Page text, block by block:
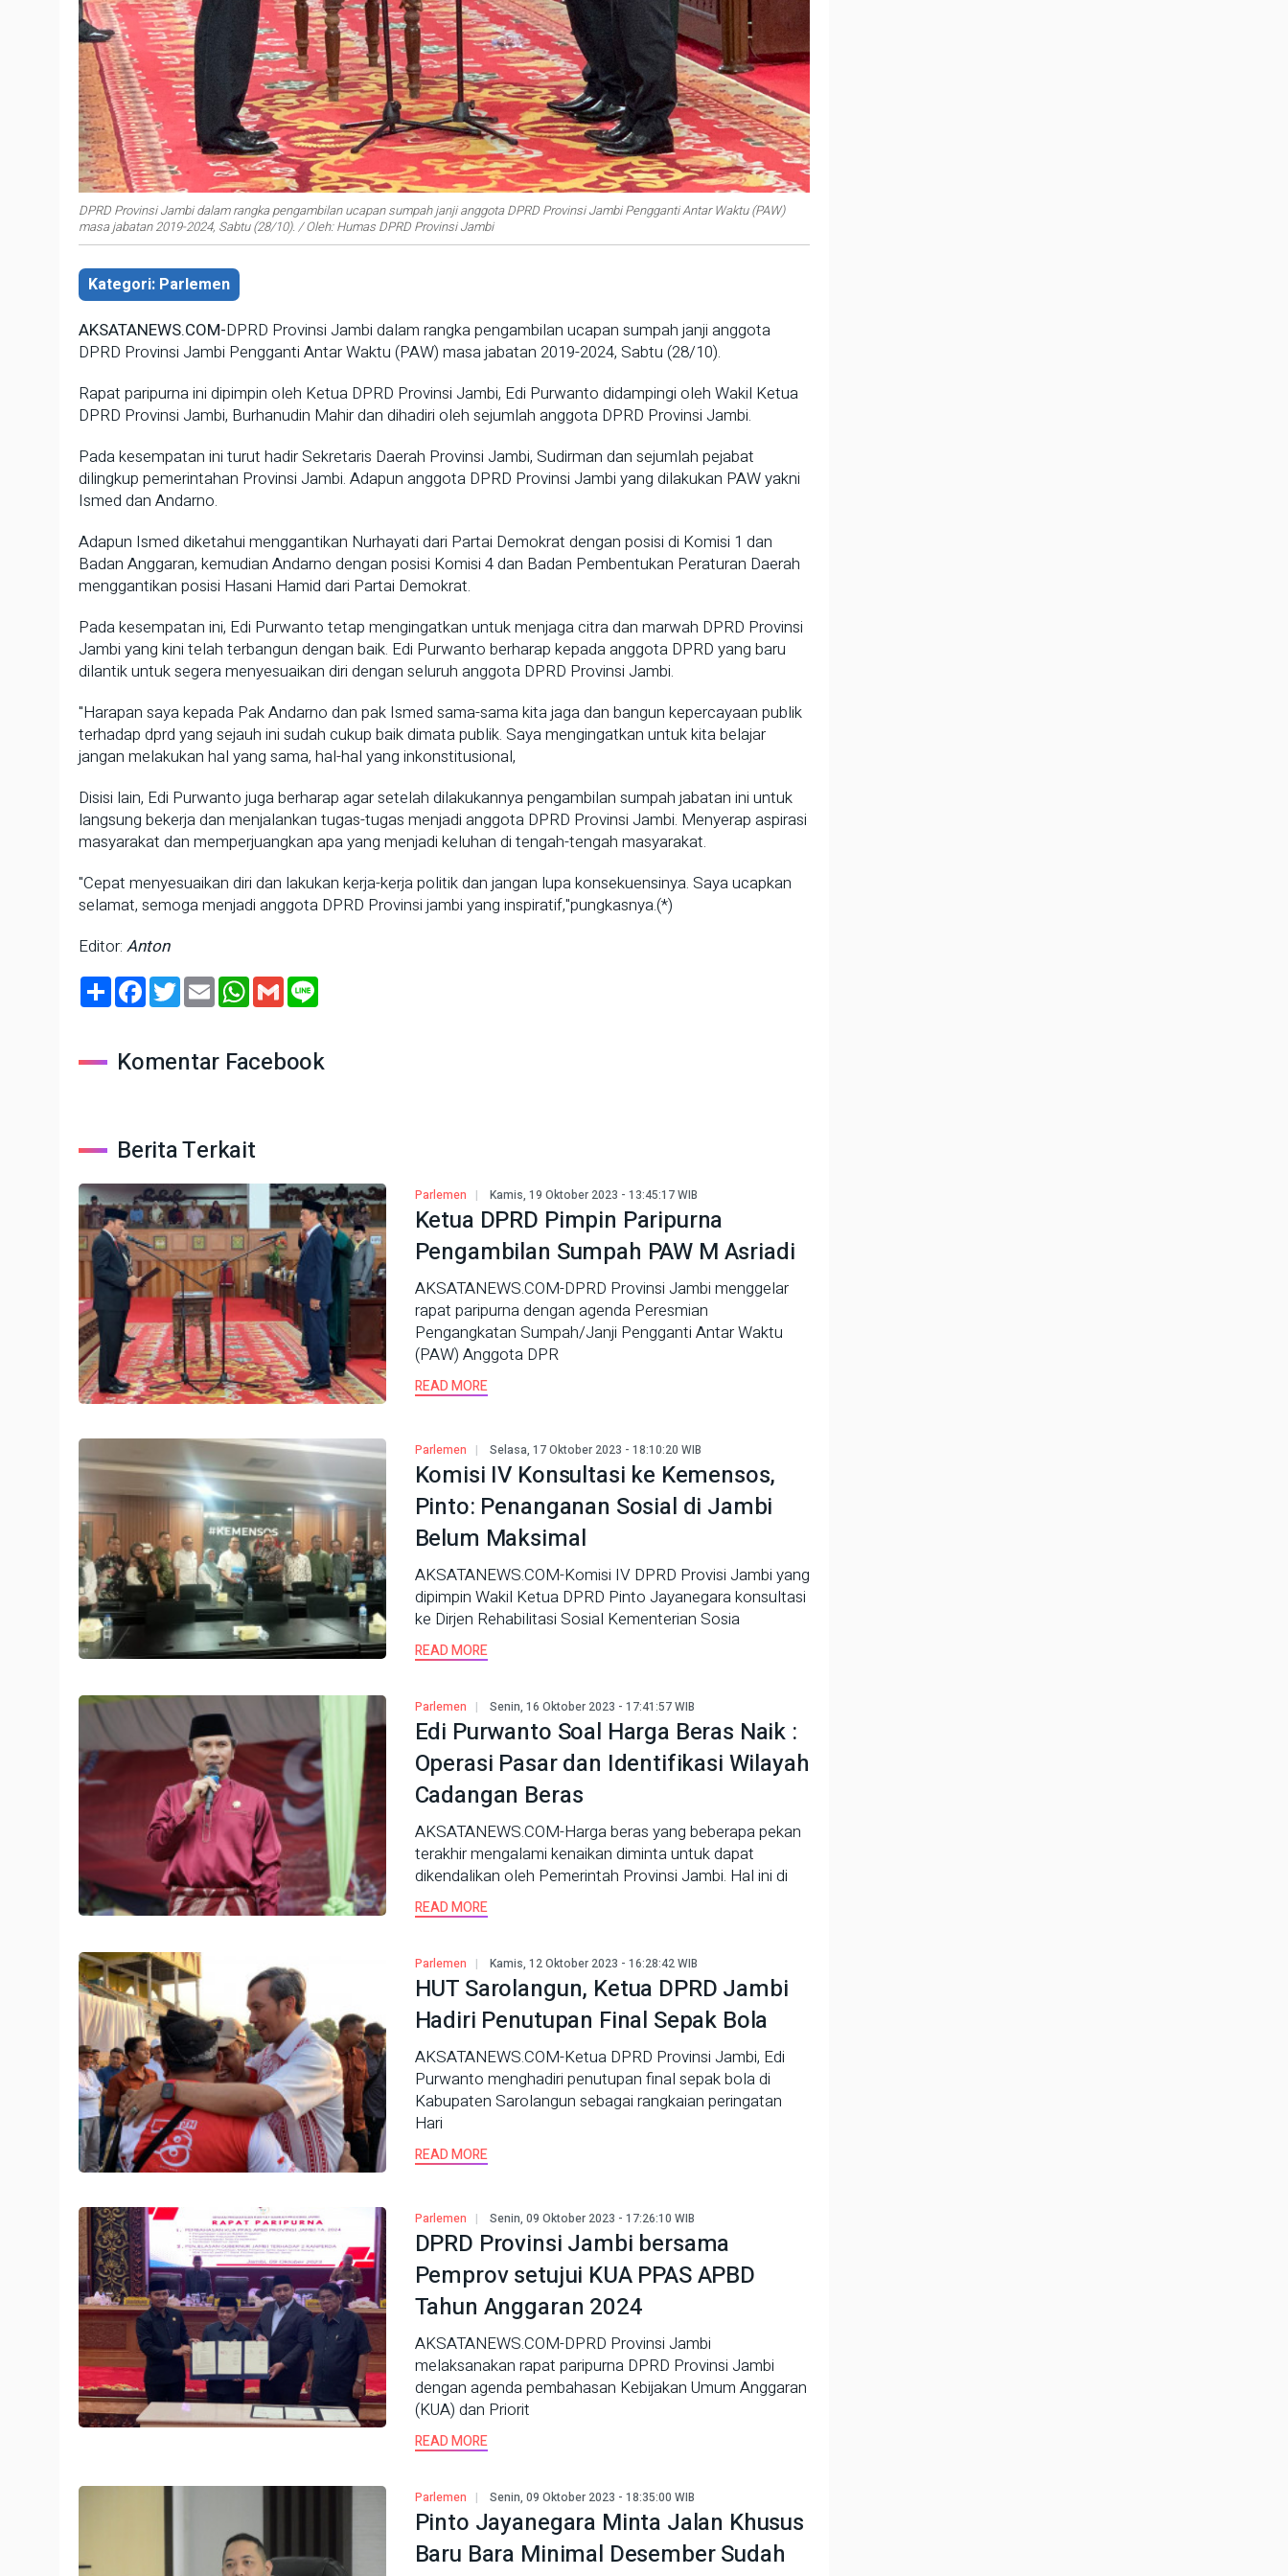
DPRD Provinsi Jambi dalam rangka pengambilan ucapan sumpah janji anggota DPRD Provinsi Jambi Pengganti Antar Waktu (PAW)
masa jabatan 2019-2024, Sabtu (28/10). / Oleh: Humas DPRD Provinsi Jambi
Kategori: Parlemen
AKSATANEWS.COM-DPRD Provinsi Jambi dalam rangka pengambilan ucapan sumpah janji anggota
DPRD Provinsi Jambi Pengganti Antar Waktu (PAW) masa jabatan 2019-2024, Sabtu (28/10).
Rapat paripurna ini dipimpin oleh Ketua DPRD Provinsi Jambi, Edi Purwanto didampingi oleh Wakil Ketua
DPRD Provinsi Jambi, Burhanudin Mahir dan dihadiri oleh sejumlah anggota DPRD Provinsi Jambi.
Pada kesempatan ini turut hadir Sekretaris Daerah Provinsi Jambi, Sudirman dan sejumlah pejabat
dilingkup pemerintahan Provinsi Jambi. Adapun anggota DPRD Provinsi Jambi yang dilakukan PAW yakni
Ismed dan Andarno.
Adapun Ismed diketahui menggantikan Nurhayati dari Partai Demokrat dengan posisi di Komisi 1 dan
Badan Anggaran, kemudian Andarno dengan posisi Komisi 4 dan Badan Pembentukan Peraturan Daerah
menggantikan posisi Hasani Hamid dari Partai Demokrat.
Pada kesempatan ini, Edi Purwanto tetap mengingatkan untuk menjaga citra dan marwah DPRD Provinsi
Jambi yang kini telah terbangun dengan baik. Edi Purwanto berharap kepada anggota DPRD yang baru
dilantik untuk segera menyesuaikan diri dengan seluruh anggota DPRD Provinsi Jambi.
"Harapan saya kepada Pak Andarno dan pak Ismed sama-sama kita jaga dan bangun kepercayaan publik
terhadap dprd yang sejauh ini sudah cukup baik dimata publik. Saya mengingatkan untuk kita belajar
jangan melakukan hal yang sama, hal-hal yang inkonstitusional,
Disisi lain, Edi Purwanto juga berharap agar setelah dilakukannya pengambilan sumpah jabatan ini untuk
langsung bekerja dan menjalankan tugas-tugas menjadi anggota DPRD Provinsi Jambi. Menyerap aspirasi
masyarakat dan memperjuangkan apa yang menjadi keluhan di tengah-tengah masyarakat.
"Cepat menyesuaikan diri dan lakukan kerja-kerja politik dan jangan lupa konsekuensinya. Saya ucapkan
selamat, semoga menjadi anggota DPRD Provinsi jambi yang inspiratif,"pungkasnya.(*)
Editor: Anton
ShareFacebook
TwitterEmailWhatsApp
Gmail
Komentar Facebook
Berita Terkait
Parlemen Kamis, 19 Oktober 2023 - 13:45:17 WIB
Ketua DPRD Pimpin Paripurna
Pengambilan Sumpah PAW M Asriadi
AKSATANEWS.COM-DPRD Provinsi Jambi menggelar
rapat paripurna dengan agenda Peresmian
Pengangkatan Sumpah/Janji Pengganti Antar Waktu
(PAW) Anggota DPR
READ MORE
Parlemen Selasa, 17 Oktober 2023 - 18:10:20 WIB
Komisi IV Konsultasi ke Kemensos,
Pinto: Penanganan Sosial di Jambi
Belum Maksimal
AKSATANEWS.COM-Komisi IV DPRD Provisi Jambi yang
dipimpin Wakil Ketua DPRD Pinto Jayanegara konsultasi
ke Dirjen Rehabilitasi Sosial Kementerian Sosia
READ MORE
Parlemen Senin, 16 Oktober 2023 - 17:41:57 WIB
Edi Purwanto Soal Harga Beras Naik :
Operasi Pasar dan Identifikasi Wilayah
Cadangan Beras
AKSATANEWS.COM-Harga beras yang beberapa pekan
terakhir mengalami kenaikan diminta untuk dapat
dikendalikan oleh Pemerintah Provinsi Jambi. Hal ini di
READ MORE
Parlemen Kamis, 12 Oktober 2023 - 16:28:42 WIB
HUT Sarolangun, Ketua DPRD Jambi
Hadiri Penutupan Final Sepak Bola
AKSATANEWS.COM-Ketua DPRD Provinsi Jambi, Edi
Purwanto menghadiri penutupan final sepak bola di
Kabupaten Sarolangun sebagai rangkaian peringatan
Hari
READ MORE
Parlemen Senin, 09 Oktober 2023 - 17:26:10 WIB
DPRD Provinsi Jambi bersama
Pemprov setujui KUA PPAS APBD
Tahun Anggaran 2024
AKSATANEWS.COM-DPRD Provinsi Jambi
melaksanakan rapat paripurna DPRD Provinsi Jambi
dengan agenda pembahasan Kebijakan Umum Anggaran
(KUA) dan Priorit
READ MORE
Parlemen Senin, 09 Oktober 2023 - 18:35:00 WIB
Pinto Jayanegara Minta Jalan Khusus
Baru Bara Minimal Desember Sudah